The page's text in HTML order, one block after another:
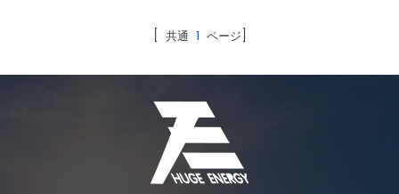
ては、これまでと同じ価格となっている。...
い、PASCon（パッシベーション・コンタクト）技術を利用して製造
[ 共通 1 ページ]